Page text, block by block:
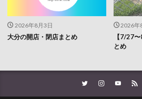
2026年8月3日
大分の開店・閉店まとめ
2026年
【7/27
とめ